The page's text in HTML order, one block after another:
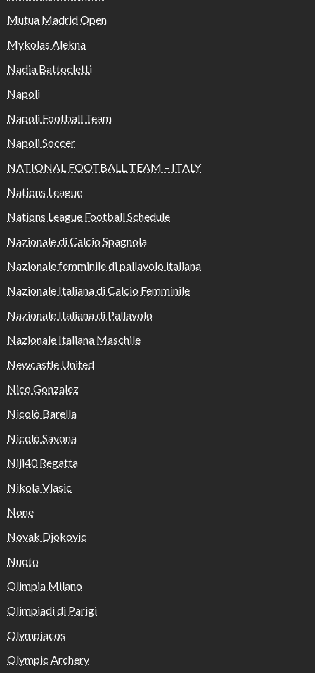
Mutua Madrid Open
Mykolas Alekna
Nadia Battocletti
Napoli
Napoli Football Team
Napoli Soccer
NATIONAL FOOTBALL TEAM – ITALY
Nations League
Nations League Football Schedule
Nazionale di Calcio Spagnola
Nazionale femminile di pallavolo italiana
Nazionale Italiana di Calcio Femminile
Nazionale Italiana di Pallavolo
Nazionale Italiana Maschile
Newcastle United
Nico Gonzalez
Nicolò Barella
Nicolò Savona
Niji40 Regatta
Nikola Vlasic
None
Novak Djokovic
Nuoto
Olimpia Milano
Olimpiadi di Parigi
Olympiacos
Olympic Archery